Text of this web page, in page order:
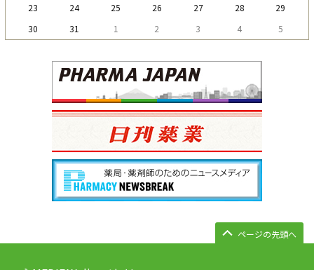
23
24 25 26 27 28
29
30
31 1 2 3 4 5
ページの先頭へ